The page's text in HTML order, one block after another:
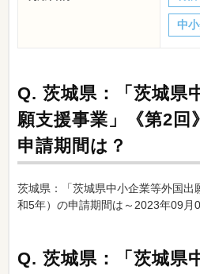
中
Q. 茨城県：「茨城県
願支援事業」《第2回
申請期間は？
茨城県：「茨城県中小企業等外国出
和5年）の申請期間は～2023年09月
Q. 茨城県：「茨城県